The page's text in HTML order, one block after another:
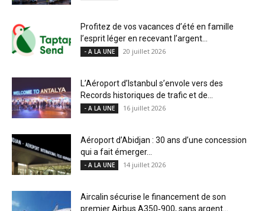
Profitez de vos vacances d’été en famille
l’esprit léger en recevant l’argent...
- A LA UNE 20 juillet 2026
L’Aéroport d’Istanbul s’envole vers des
Records historiques de trafic et de...
- A LA UNE 16 juillet 2026
Aéroport d’Abidjan : 30 ans d’une concession
qui a fait émerger...
- A LA UNE 14 juillet 2026
Aircalin sécurise le financement de son
premier Airbus A350‑900, sans argent...